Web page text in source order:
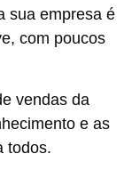
sua empresa é
com poucos
vendas da
e as
todos.